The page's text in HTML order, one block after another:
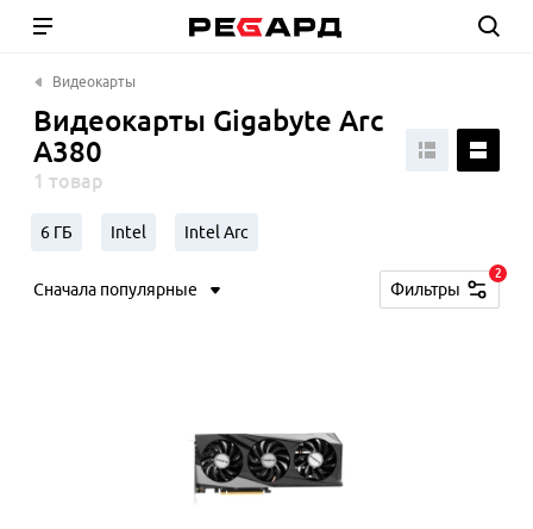
Видеокарты
Видеокарты Gigabyte Arc
A380
1 товар
6 ГБ Intel Intel Arc
Сначала популярные Фильтры
2